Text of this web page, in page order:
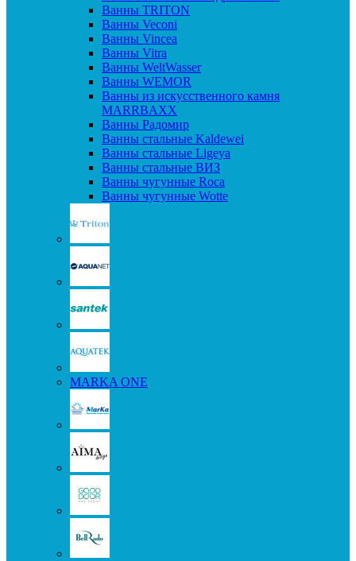
Ванны TRITON
Ванны Veconi
Ванны Vincea
Ванны Vitra
Ванны WeltWasser
Ванны WEMOR
Ванны из искусственного камня
MARRBAXX
Ванны Радомир
Ванны стальные Kaldewei
Ванны стальные Ligeya
Ванны стальные ВИЗ
Ванны чугунные Roca
Ванны чугунные Wotte
MARKA ONE